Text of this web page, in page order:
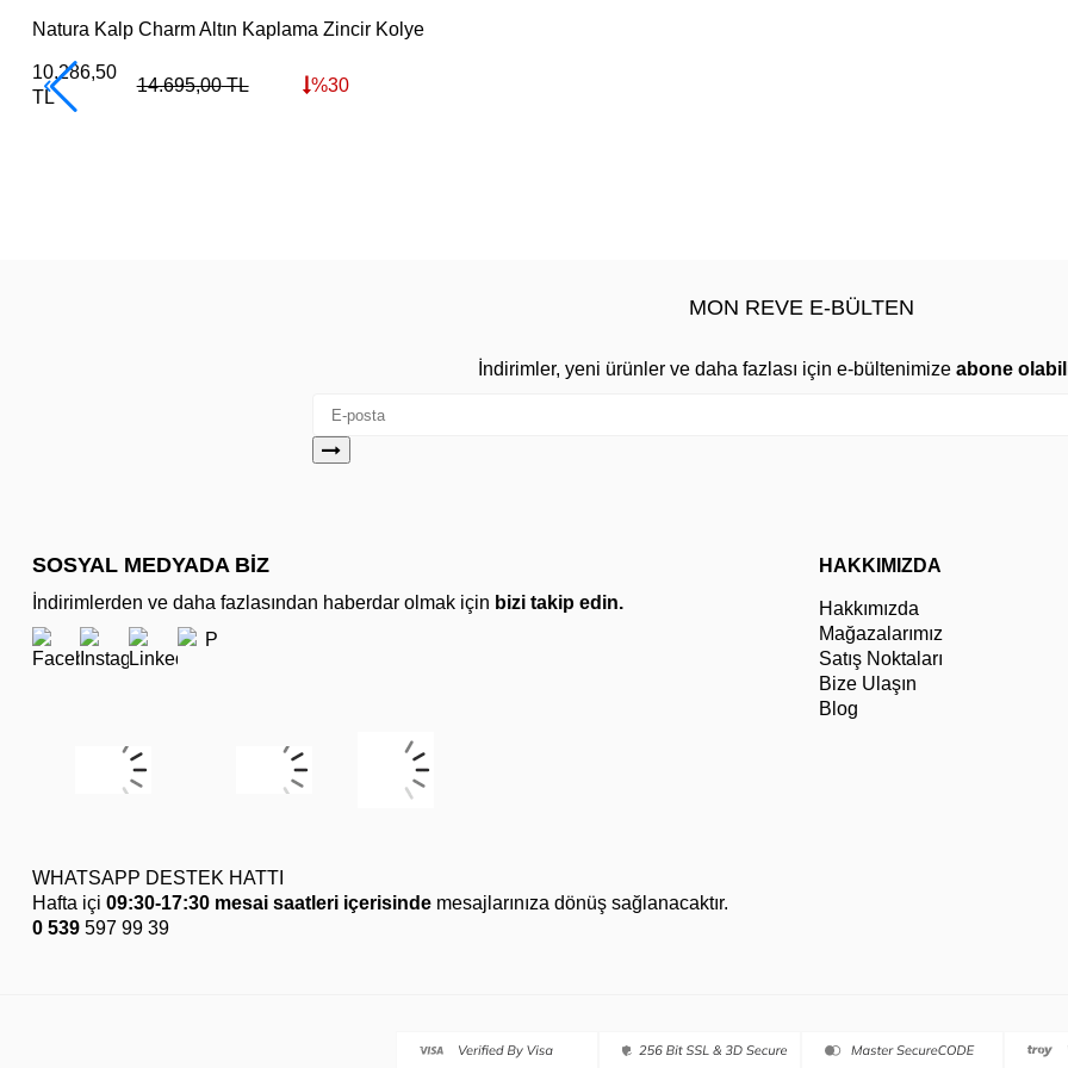
Natura Kalp Charm Altın Kaplama Zincir Kolye
10.286,50
TL
14.695,00TL %30
MON REVE E-BÜLTEN
İndirimler, yeni ürünler ve daha fazlası için e-bültenimize abone
SOSYAL MEDYADA BİZ
İndirimlerden ve daha fazlasından haberdar olmak için bizi takip edin.
WHATSAPP DESTEK HATTI
Hafta içi 09:30-17:30 mesai saatleri içerisinde mesajlarınıza dönüş sağlanacaktır.
0 539 597 99 39
HAKKIMIZDA
Hakkımızda
Mağazalarımız
Satış Noktaları
Bize Ulaşın
Blog